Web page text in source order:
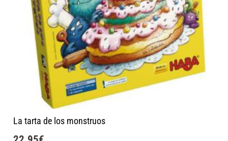
La tarta de los monstruos